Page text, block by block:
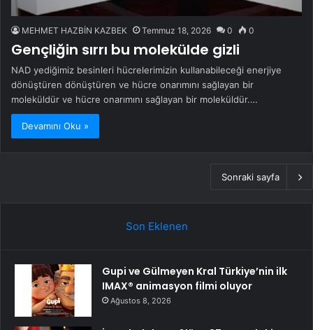
MEHMET HAZBİN KAZBEK Temmuz 18, 2026 0 0
Gençliğin sırrı bu molekülde gizli
NAD yediğimiz besinleri hücrelerimizin kullanabileceği enerjiye
dönüştüren dönüştüren ve hücre onarımını sağlayan bir
moleküldür ve hücre onarımını sağlayan bir moleküldür.…
Devamını Oku »
Sonraki sayfa
Son Eklenen
Gupi ve Gülmeyen Kral Türkiye’nin ilk
IMAX® animasyon filmi oluyor
Ağustos 8, 2026